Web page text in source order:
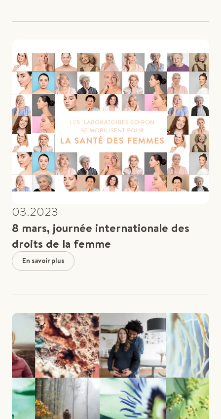
03.2023
8 mars, journée internationale des
droits de la femme
En savoir plus